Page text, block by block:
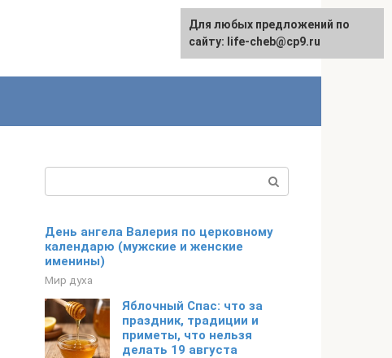
День ангела Валерия по церковному
календарю (мужские и женские
именины)
Мир духа
Яблочный Спас: что за
праздник, традиции и
приметы, что нельзя
делать 19 августа
Для любых предложений по
сайту: life-cheb@cp9.ru
Для любых предложений по
сайту: life-cheb@cp9.ru